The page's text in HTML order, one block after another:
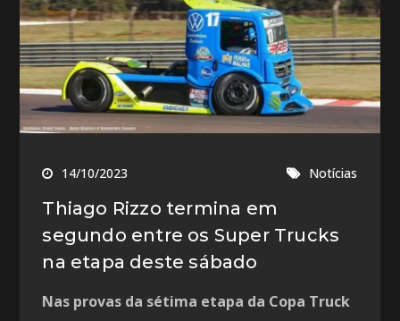
14/10/2023 Notícias
Thiago Rizzo termina em
segundo entre os Super Trucks
na etapa deste sábado
Nas provas da sétima etapa da Copa Truck